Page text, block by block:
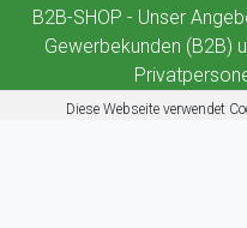
B2B-SHOP - Unser
Gewerbekunden (B2B)
Diese Webseite verwendet